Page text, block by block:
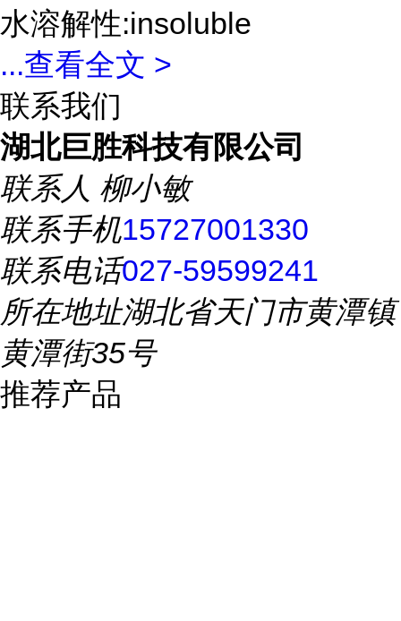
水溶解性:insoluble
...查看全文 >
联系我们
湖北巨胜科技有限公司
联系人 柳小敏
联系手机15727001330
联系电话027-59599241
所在地址湖北省天门市黄潭镇
黄潭街35号
推荐产品